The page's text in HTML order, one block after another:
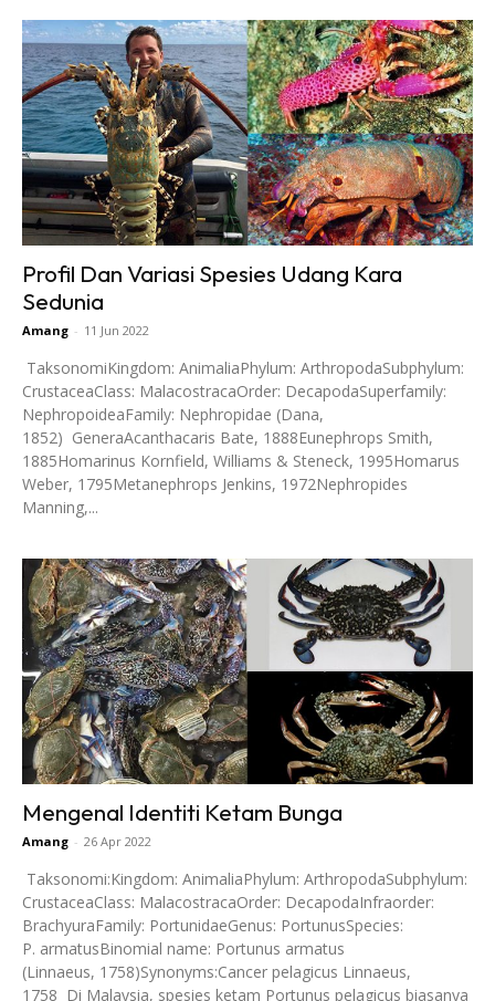
Profil Dan Variasi Spesies Udang Kara
Sedunia
Amang - 11 Jun 2022
TaksonomiKingdom: AnimaliaPhylum: ArthropodaSubphylum:
CrustaceaClass: MalacostracaOrder: DecapodaSuperfamily:
NephropoideaFamily: Nephropidae (Dana,
1852) GeneraAcanthacaris Bate, 1888Eunephrops Smith,
1885Homarinus Kornfield, Williams & Steneck, 1995Homarus
Weber, 1795Metanephrops Jenkins, 1972Nephropides
Manning,...
Mengenal Identiti Ketam Bunga
Amang - 26 Apr 2022
Taksonomi:Kingdom: AnimaliaPhylum: ArthropodaSubphylum:
CrustaceaClass: MalacostracaOrder: DecapodaInfraorder:
BrachyuraFamily: PortunidaeGenus: PortunusSpecies:
P. armatusBinomial name: Portunus armatus
(Linnaeus, 1758)Synonyms:Cancer pelagicus Linnaeus,
1758 Di Malaysia, spesies ketam Portunus pelagicus biasanya